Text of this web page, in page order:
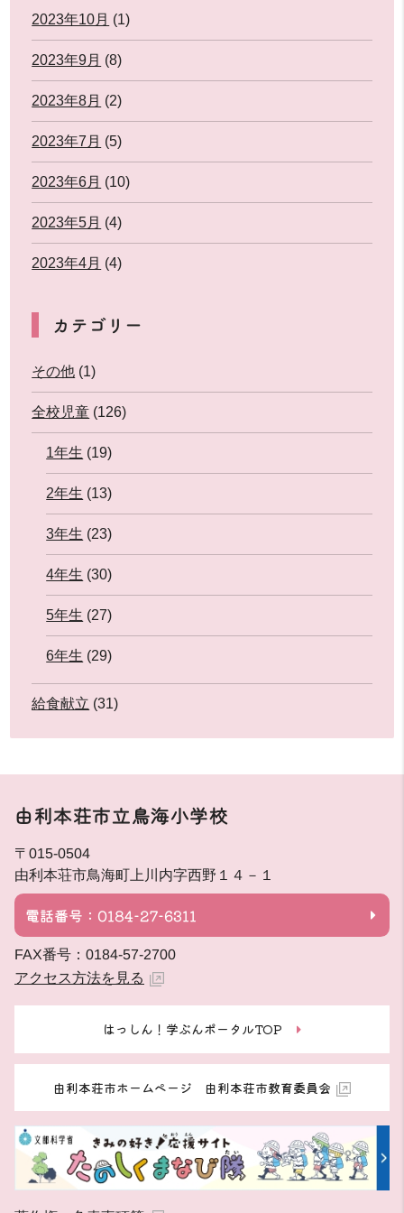
2023年10月 (1)
2023年9月 (8)
2023年8月 (2)
2023年7月 (5)
2023年6月 (10)
2023年5月 (4)
2023年4月 (4)
カテゴリー
その他 (1)
全校児童 (126)
1年生 (19)
2年生 (13)
3年生 (23)
4年生 (30)
5年生 (27)
6年生 (29)
給食献立 (31)
由利本荘市立鳥海小学校
〒015-0504
由利本荘市鳥海町上川内字西野１４－１
電話番号：0184-27-6311
FAX番号：0184-57-2700
アクセス方法を見る
はっしん！学ぶんポータルTOP
由利本荘市ホームページ 由利本荘市教育委員会